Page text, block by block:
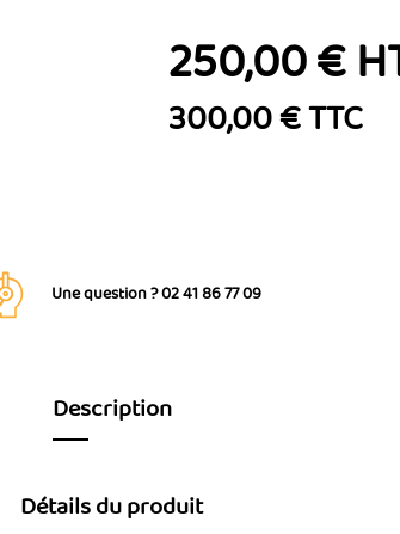
250,00 €
300,00 € TTC
Une question ? 02 41 86 77 09
Description
Détails du produit